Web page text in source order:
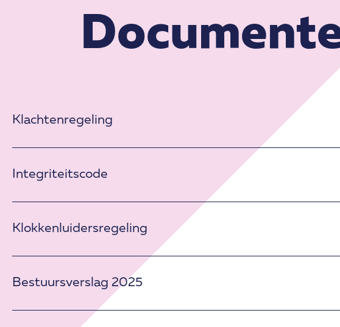
Klachtenregeling
Integriteitscode
Klokkenluidersregeling
Bestuursverslag 2025